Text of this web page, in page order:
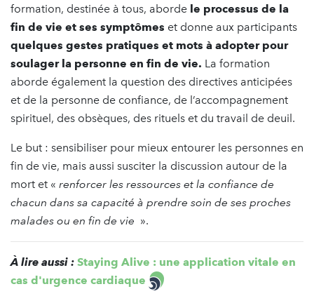
formation, destinée à tous, aborde le processus de la
fin de vie et ses symptômes et donne aux participants
quelques gestes pratiques et mots à adopter pour
soulager la personne en fin de vie. La formation
aborde également la question des directives anticipées
et de la personne de confiance, de l’accompagnement
spirituel, des obsèques, des rituels et du travail de deuil.
Le but : sensibiliser pour mieux entourer les personnes en
fin de vie, mais aussi susciter la discussion autour de la
mort et « renforcer les ressources et la confiance de
chacun dans sa capacité à prendre soin de ses proches
malades ou en fin de vie ».
À lire aussi : Staying Alive : une application vitale en
cas d'urgence cardiaque